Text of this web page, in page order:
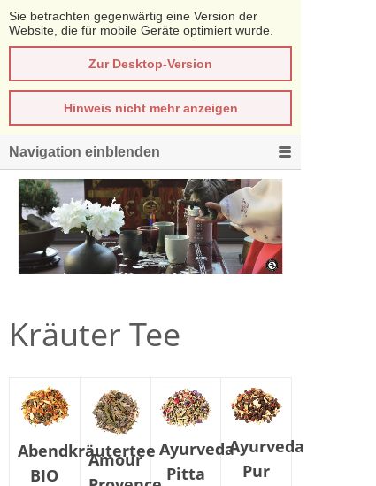
Sie betrachten gegenwärtig eine Version der
Website, die für mobile Geräte optimiert wurde.
Zur Desktop-Version
Hinweis nicht mehr anzeigen
Navigation einblenden
Kräuter Tee
Abendkräutertee
BIO
Amour
Ayurveda
Pitta
Ayurveda
Pur